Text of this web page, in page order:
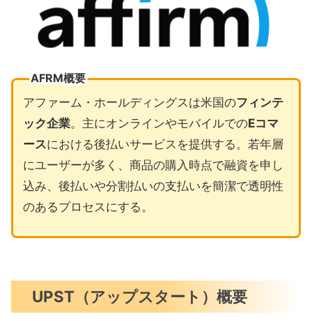
AFRM概要
アファーム・ホールディングスは米国のフィンテ
ック企業。主にオンラインやモバイルでのEコマ
ースにおける後払いサービスを提供する。若年層
にユーザーが多く、商品の購入時点で融資を申し
込み、後払いや分割払いの支払いを簡潔で透明性
のあるプロセスにする。
UPST（アップスタート）概要